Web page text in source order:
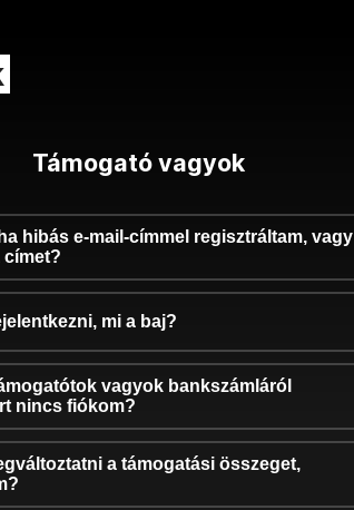
Támogató vagyok
hibás e-mail-címmel regisztráltam, vagy
címet?
mi a baj?
vagyok bankszámláról
nincs fiókom?
a támogatási összeget,